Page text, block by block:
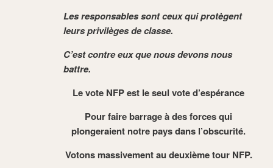
Les responsables sont ceux qui protègent
leurs privilèges de classe.
C’est contre eux que nous devons nous
battre.
Le vote NFP est le seul vote d’espérance
Pour faire barrage à des forces qui
plongeraient notre pays dans l’obscurité.
Votons massivement au deuxième tour NFP.